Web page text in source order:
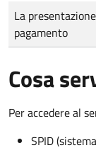
Tipo di pagamento
Importo
La
pagamento
Cosa
Per accedere al
SPID